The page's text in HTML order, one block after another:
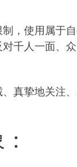
，使用属于
千人一面、
真挚地关注